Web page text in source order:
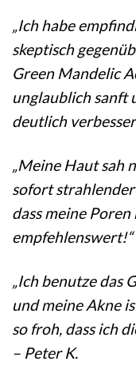
„Ich habe
skeptisch
Green Mandelic
unglaublich sanft
deutlich
„Meine Haut sah
sofort strahlender
dass meine
empfehlenswert!“
„Ich benutze das
und meine Akne
so froh, dass ich
– Peter K.